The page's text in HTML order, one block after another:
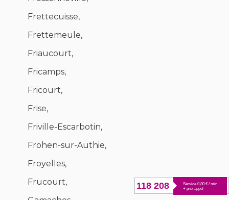
Frettecuisse,
Frettemeule,
Friaucourt,
Fricamps,
Fricourt,
Frise,
Friville-Escarbotin,
Frohen-sur-Authie,
Froyelles,
Frucourt,
118 208
Service 0,80 € / min
+ prix appel